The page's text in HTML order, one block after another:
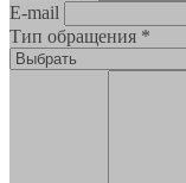
E-mail
Тип обращения *